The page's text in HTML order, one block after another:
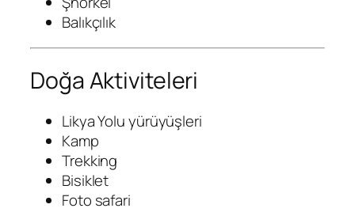
Balıkçılık
Doğa Aktiviteleri
Likya Yolu yürüyüşleri
Kamp
Trekking
Bisiklet
Foto safari